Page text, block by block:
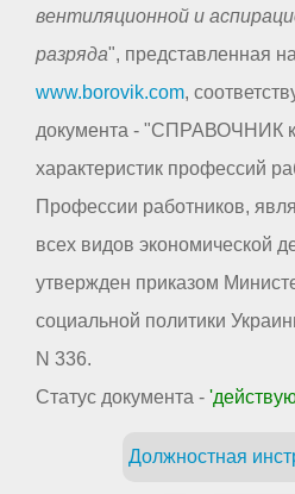
вентиляционной и
разряда", представленная
www.borovik.com,
документа - "СПРАВОЧНИК
характеристик профессий
Профессии работников,
всех видов экономической
утвержден приказом
социальной политики
N 336.
Статус документа -
Должностная